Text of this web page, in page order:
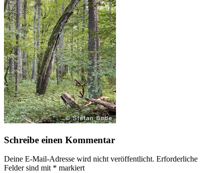
Schreibe einen Kommentar
Deine E-Mail-Adresse wird nicht veröffentlicht. Erforderliche
Felder sind mit * markiert